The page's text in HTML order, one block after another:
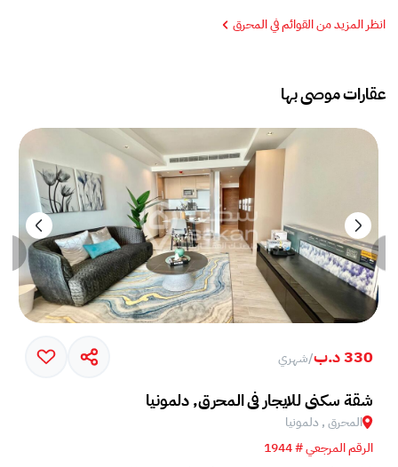
انظر المزيد من القوائم في المحرق
عقارات موصى بها
330 د.ب /شهري
شقة سكني للايجار في المحرق, دلمونيا
المحرق , دلمونيا
الرقم المرجعي # 1944